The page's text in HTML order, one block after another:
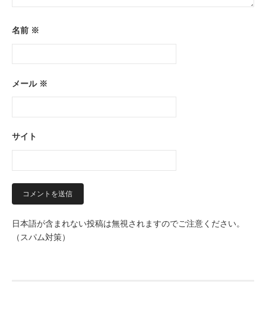
名前 ※
メール ※
サイト
日本語が含まれない投稿は無視されますのでご注意ください。
（スパム対策）